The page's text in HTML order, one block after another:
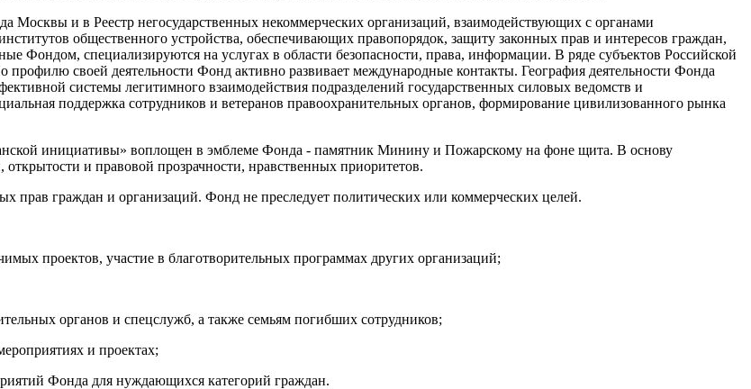
Москвы и в Реестр негосударственных некоммерческих организаций, взаимодействующих с органами
общественного устройства, обеспечивающих правопорядок, защиту законных прав и интересов граждан,
Фондом, специализируются на услугах в области безопасности, права, информации. В ряде субъектов Российской
своей деятельности Фонд активно развивает международные контакты. География деятельности Фонда
системы легитимного взаимодействия подразделений государственных силовых ведомств и
поддержка сотрудников и ветеранов правоохранительных органов, формирование цивилизованного рынка
инициативы» воплощен в эмблеме Фонда - памятник Минину и Пожарскому на фоне щита. В основу
и правовой прозрачности, нравственных приоритетов.
прав граждан и организаций. Фонд не преследует политических или коммерческих целей.
проектов, участие в благотворительных программах других организаций;
органов и спецслужб, а также семьям погибших сотрудников;
и проектах;
Фонда для нуждающихся категорий граждан.